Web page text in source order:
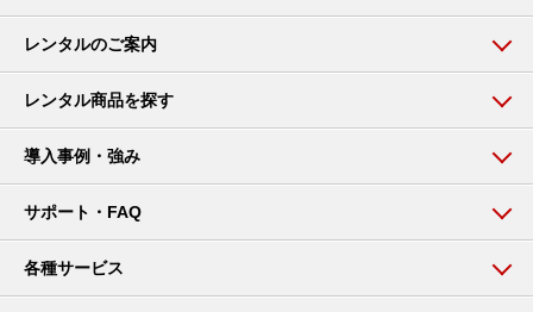
レンタルのご案内
レンタル商品を探す
導入事例・強み
サポート・FAQ
各種サービス